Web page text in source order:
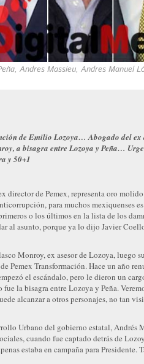
Andres Massieu, Andres Manuel
de Emilio Lozoya… Abogado del
a bisagra entre Lozoya y Peña…
y 50+1
de Pemex, representa oro
para muchos mexiquenses
o los últimos en la lista de los
al asunto, porque ya lo dijo Javier
Monroy, ex asesor de Lozoya, luego
Pemex Transformación. Hace un año
el escándalo, pero le dieron un
la bisagra entre Lozoya y Peña.
alcanzar a otros personajes, no tan
Urbano del gobierno estatal, Andrés
cuando fue captado detrás de
estaba en campaña para Presidente.